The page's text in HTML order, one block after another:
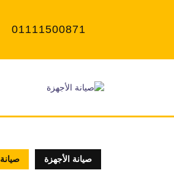
01111500871
صيانة الأجهزة صيانة general electric